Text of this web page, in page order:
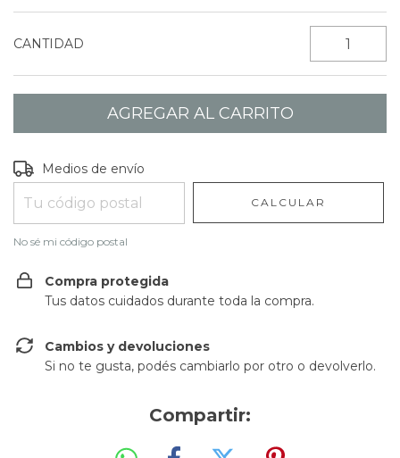
CANTIDAD
Entregas para el CP:
Medios de envío
CALCULAR
No sé mi código postal
Compra protegida
Tus datos cuidados durante toda la compra.
Cambios y devoluciones
Si no te gusta, podés cambiarlo por otro o devolverlo.
Compartir: